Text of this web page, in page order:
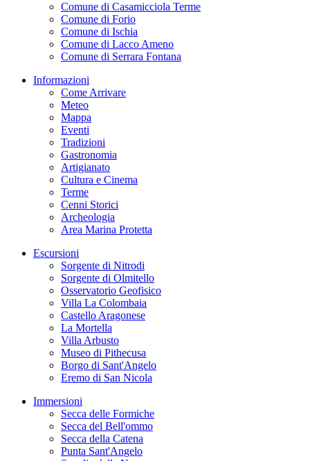
Comune di Casamicciola Terme
Comune di Forio
Comune di Ischia
Comune di Lacco Ameno
Comune di Serrara Fontana
Informazioni
Come Arrivare
Meteo
Mappa
Eventi
Tradizioni
Gastronomia
Artigianato
Cultura e Cinema
Terme
Cenni Storici
Archeologia
Area Marina Protetta
Escursioni
Sorgente di Nitrodi
Sorgente di Olmitello
Osservatorio Geofisico
Villa La Colombaia
Castello Aragonese
La Mortella
Villa Arbusto
Museo di Pithecusa
Borgo di Sant'Angelo
Eremo di San Nicola
Immersioni
Secca delle Formiche
Secca del Bell'ommo
Secca della Catena
Punta Sant'Angelo